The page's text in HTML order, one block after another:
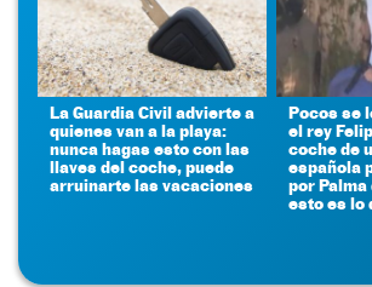
La Guardia Civil advierte a
quienes van a la playa:
nunca hagas esto con las
llaves del coche, puede
arruinarte las vacaciones
Pocos se
el rey
coche de
española
por
esto es lo